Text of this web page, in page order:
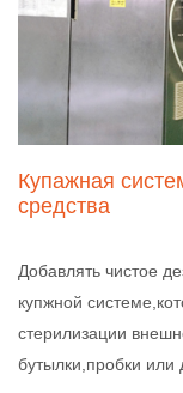
Купажная
средства
Добавлять чистое
купжной
стерилизации
бутылки,пробки или